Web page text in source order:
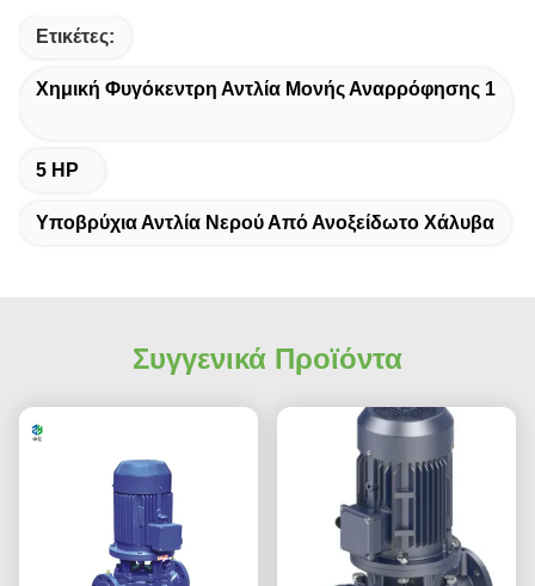
Ετικέτες:
Χημική Φυγόκεντρη Αντλία Μονής Αναρρόφησης 1
5 HP
Υποβρύχια Αντλία Νερού Από Ανοξείδωτο Χάλυβα
Συγγενικά Προϊόντα